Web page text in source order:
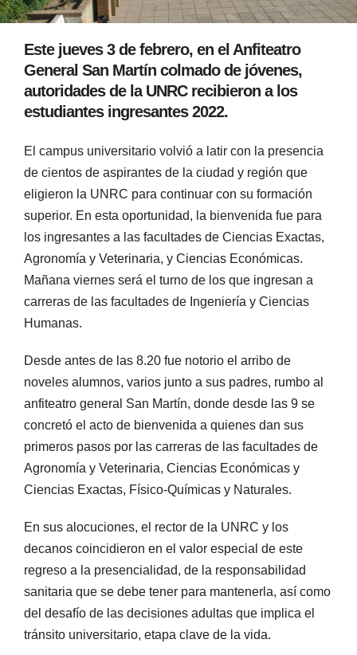
Este jueves 3 de febrero, en el Anfiteatro
General San Martín colmado de jóvenes,
autoridades de la UNRC recibieron a los
estudiantes ingresantes 2022.
El campus universitario volvió a latir con la presencia
de cientos de aspirantes de la ciudad y región que
eligieron la UNRC para continuar con su formación
superior. En esta oportunidad, la bienvenida fue para
los ingresantes a las facultades de Ciencias Exactas,
Agronomía y Veterinaria, y Ciencias Económicas.
Mañana viernes será el turno de los que ingresan a
carreras de las facultades de Ingeniería y Ciencias
Humanas.
Desde antes de las 8.20 fue notorio el arribo de
noveles alumnos, varios junto a sus padres, rumbo al
anfiteatro general San Martín, donde desde las 9 se
concretó el acto de bienvenida a quienes dan sus
primeros pasos por las carreras de las facultades de
Agronomía y Veterinaria, Ciencias Económicas y
Ciencias Exactas, Físico-Químicas y Naturales.
En sus alocuciones, el rector de la UNRC y los
decanos coincidieron en el valor especial de este
regreso a la presencialidad, de la responsabilidad
sanitaria que se debe tener para mantenerla, así como
del desafío de las decisiones adultas que implica el
tránsito universitario, etapa clave de la vida.